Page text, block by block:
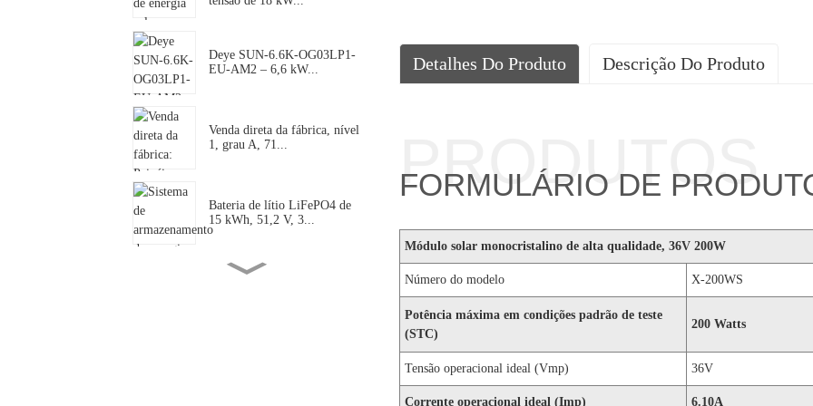
Deye SUN-6.6K-OG03LP1-
EU-AM2 – 6,6 kW...
Venda direta da fábrica, nível
1, grau A, 71...
Bateria de lítio LiFePO4 de
15 kWh, 51,2 V, 3...
Detalhes Do Produto Descrição Do Produto
FORMULÁRIO DE
PRODUTOS
Módulo solar monocristalino de alta qualidade, 36V 200W
Número do modelo X-200WS
Potência máxima em condições padrão de teste
(STC)
200 Watts
Tensão operacional ideal (Vmp) 36V
Corrente operacional ideal (Imp) 6.10A